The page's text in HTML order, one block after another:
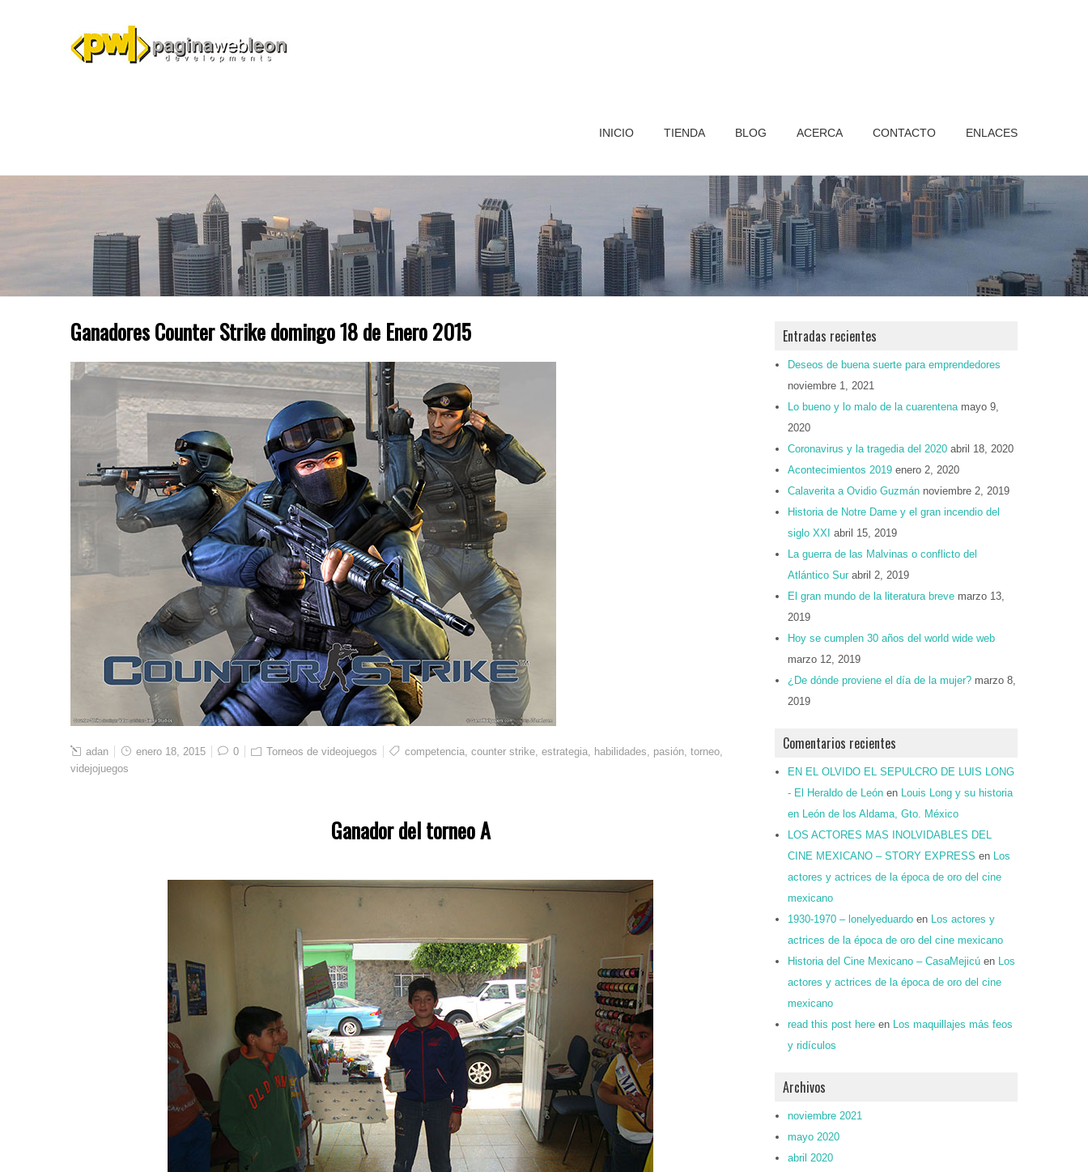
INICIO TIENDA BLOG ACERCA CONTACTO ENLACES
Ganadores Counter Strike domingo 18 de Enero 2015
adan enero 18, 2015 0 Torneos de videojuegos competencia, counter strike, estrategia, habilidades, pasión, torneo,
videjojuegos
Ganador del torneo A
Entradas recientes
Deseos de buena suerte para emprendedores
noviembre 1, 2021
Lo bueno y lo malo de la cuarentena mayo 9,
2020
Coronavirus y la tragedia del 2020 abril 18, 2020
Acontecimientos 2019 enero 2, 2020
Calaverita a Ovidio Guzmán noviembre 2, 2019
Historia de Notre Dame y el gran incendio del
siglo XXI abril 15, 2019
La guerra de las Malvinas o conflicto del
Atlántico Sur abril 2, 2019
El gran mundo de la literatura breve marzo 13,
2019
Hoy se cumplen 30 años del world wide web
marzo 12, 2019
¿De dónde proviene el día de la mujer? marzo 8,
2019
Comentarios recientes
EN EL OLVIDO EL SEPULCRO DE LUIS LONG
- El Heraldo de León en Louis Long y su historia
en León de los Aldama, Gto. México
LOS ACTORES MAS INOLVIDABLES DEL
CINE MEXICANO – STORY EXPRESS en Los
actores y actrices de la época de oro del cine
mexicano
1930-1970 – lonelyeduardo en Los actores y
actrices de la época de oro del cine mexicano
Historia del Cine Mexicano – CasaMejicú en Los
actores y actrices de la época de oro del cine
mexicano
read this post here en Los maquillajes más feos
y ridículos
Archivos
noviembre 2021
mayo 2020
abril 2020